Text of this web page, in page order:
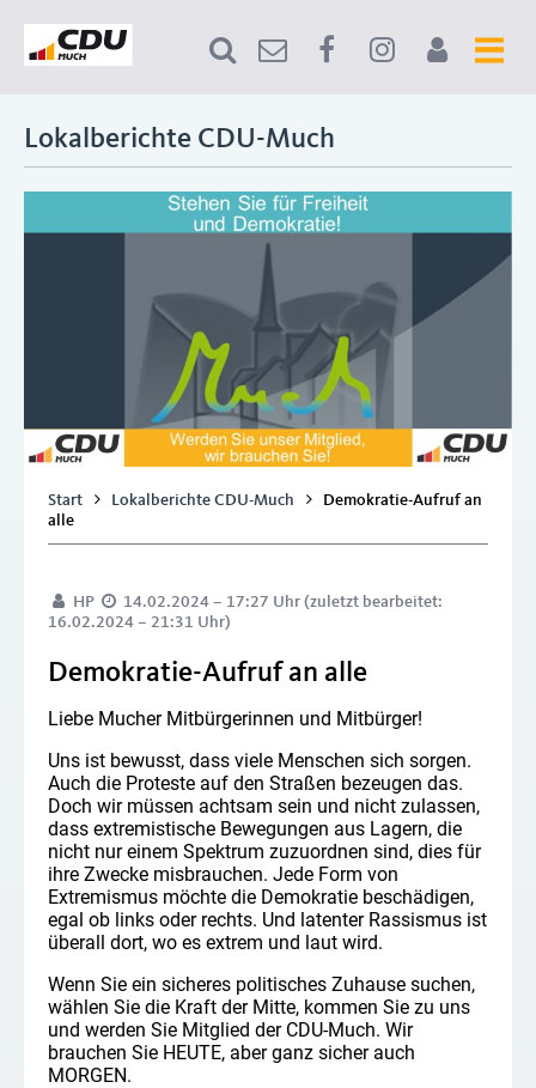
Lokalberichte CDU-Much
Start Lokalberichte CDU-Much
Demokratie-Aufruf an
alle
HP
14.02.2024 – 17:27 Uhr (zuletzt bearbeitet:
16.02.2024 – 21:31 Uhr)
Demokratie-Aufruf an alle
Liebe Mucher Mitbürgerinnen und Mitbürger!
Uns ist bewusst, dass viele Menschen sich sorgen.
Auch die Proteste auf den Straßen bezeugen das.
Doch wir müssen achtsam sein und nicht zulassen,
dass extremistische Bewegungen aus Lagern, die
nicht nur einem Spektrum zuzuordnen sind, dies für
ihre Zwecke misbrauchen. Jede Form von
Extremismus möchte die Demokratie beschädigen,
egal ob links oder rechts. Und latenter Rassismus ist
überall dort, wo es extrem und laut wird.
Wenn Sie ein sicheres politisches Zuhause suchen,
wählen Sie die Kraft der Mitte, kommen Sie zu uns
und werden Sie Mitglied der CDU-Much. Wir
brauchen Sie HEUTE, aber ganz sicher auch
MORGEN.